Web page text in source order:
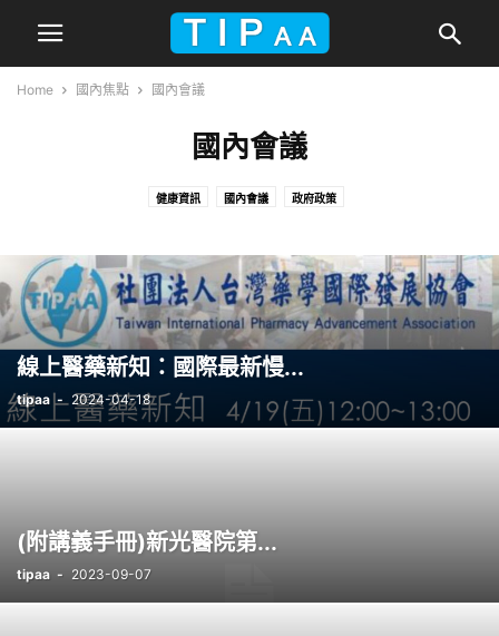
Home 國內焦點 國內會議
國內會議
健康資訊 國內會議 政府政策
線上醫藥新知：國際最新慢...
tipaa - 2024-04-18
(附講義手冊)新光醫院第...
tipaa - 2023-09-07